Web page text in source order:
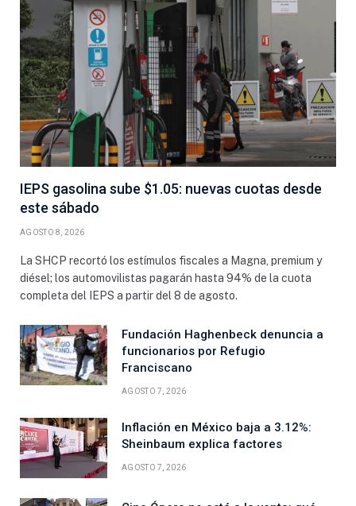
IEPS gasolina sube $1.05: nuevas cuotas desde
este sábado
AGOSTO 8, 2026
La SHCP recortó los estímulos fiscales a Magna, premium y
diésel; los automovilistas pagarán hasta 94% de la cuota
completa del IEPS a partir del 8 de agosto.
Fundación Haghenbeck denuncia a
funcionarios por Refugio
Franciscano
AGOSTO 7, 2026
Inflación en México baja a 3.12%:
Sheinbaum explica factores
AGOSTO 7, 2026